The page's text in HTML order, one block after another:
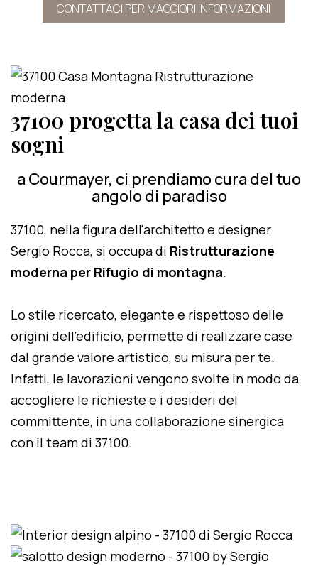
CONTATTACI PER MAGGIORI INFORMAZIONI
37100 progetta la casa dei tuoi
sogni
a Courmayer, ci prendiamo cura del tuo
angolo di paradiso
37100, nella figura dell'architetto e designer
Sergio Rocca, si occupa di Ristrutturazione
moderna per Rifugio di montagna.
Lo stile ricercato, elegante e rispettoso delle
origini dell'edificio, permette di realizzare case
dal grande valore artistico, su misura per te.
Infatti, le lavorazioni vengono svolte in modo da
accogliere le richieste e i desideri del
committente, in una collaborazione sinergica
con il team di 37100.